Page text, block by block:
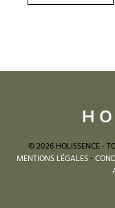
© 2026 HOLISSENCE -
MENTIONS LÉGALES-